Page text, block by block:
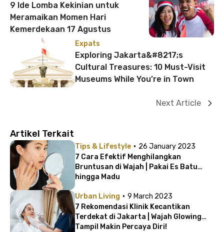
9 Ide Lomba Kekinian untuk
Meramaikan Momen Hari
Kemerdekaan 17 Agustus
Expats
Exploring Jakarta&#8217;s
Cultural Treasures: 10 Must-Visit
Museums While You’re in Town
Next Article
Artikel Terkait
Tips & Lifestyle · 26 January 2023
7 Cara Efektif Menghilangkan
Bruntusan di Wajah | Pakai Es Batu
hingga Madu
Urban Living · 9 March 2023
7 Rekomendasi Klinik Kecantikan
Terdekat di Jakarta | Wajah Glowing
Tampil Makin Percaya Diri!